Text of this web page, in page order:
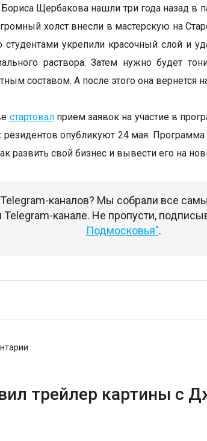
Бориса Щербакова нашли три года назад
холст внесли в мастерскую на
укрепили красочный слой и
раствора. Затем нужно будет
составом. А после этого она вернется
стартовалприем заявок на участие в
резидентов опубликуют 24 мая.
развить свой бизнес и вывести его на
каналов? Мы собрали все
канале. Не пропусти,
Подмосковья".
трейлер картины с